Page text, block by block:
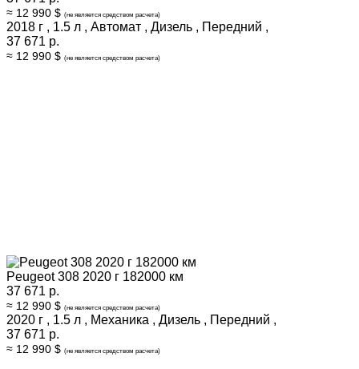
≈ 12 990 $ (не является средством расчета)
2018 г , 1.5 л , Автомат , Дизель , Передний ,
37 671 р.
≈ 12 990 $ (не является средством расчета)
Peugeot 308 2020 г 182000 км
37 671 р.
≈ 12 990 $ (не является средством расчета)
2020 г , 1.5 л , Механика , Дизель , Передний ,
37 671 р.
≈ 12 990 $ (не является средством расчета)